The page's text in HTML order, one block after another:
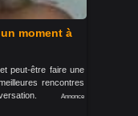
moment à
peut-être faire une
rencontres
Annonce